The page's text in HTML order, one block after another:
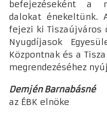
befejezéseként a
dalokat énekeltünk.
fejezi ki Tiszaújváros
Nyugdíjasok
Központnak és a
megrendezéséhez
Demjén Barnabásné
az ÉBK elnöke